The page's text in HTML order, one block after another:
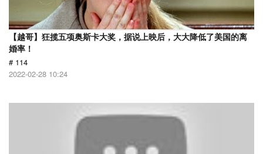
【越哥】狂揽五项奥斯卡大奖，据说上映后，大大降低了美国的离
婚率！
# 114
2022-02-28 10:24